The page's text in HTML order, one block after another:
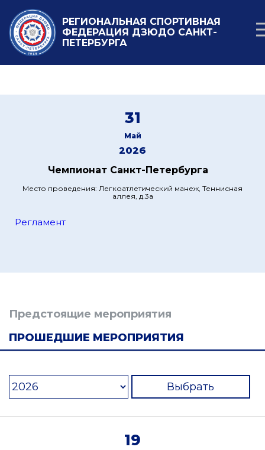
РЕГИОНАЛЬНАЯ СПОРТИВНАЯ
ФЕДЕРАЦИЯ ДЗЮДО САНКТ-
ПЕТЕРБУРГА
31
Май
2026
Чемпионат Санкт-Петербурга
Место проведения: Легкоатлетический манеж, Теннисная
аллея, д.3а
Регламент
Предстоящие мероприятия
ПРОШЕДШИЕ МЕРОПРИЯТИЯ
Выбрать
19